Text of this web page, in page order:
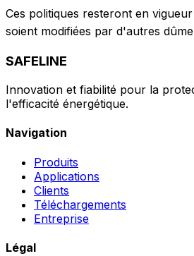
Ces politiques resteront en
soient modifiées par d'autres
SAFELINE
Innovation et fiabilité pour la
l'efficacité énergétique.
Navigation
Produits
Applications
Clients
Téléchargements
Entreprise
Légal